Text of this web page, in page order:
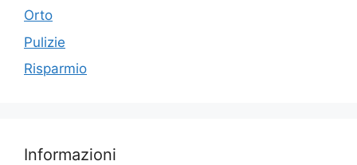
Orto
Pulizie
Risparmio
Informazioni